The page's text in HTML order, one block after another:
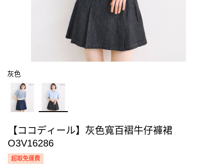
灰色
【ココディール】灰色寬百褶牛仔褲裙
O3V16286
超取免運費